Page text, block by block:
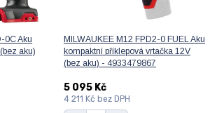
0C Aku
aku)
MILWAUKEE M12 FPD2-0 FUEL Aku
kompaktní příklepová vrtačka 12V
(bez aku) - 4933479867
5 095 Kč
4 211 Kč bez DPH